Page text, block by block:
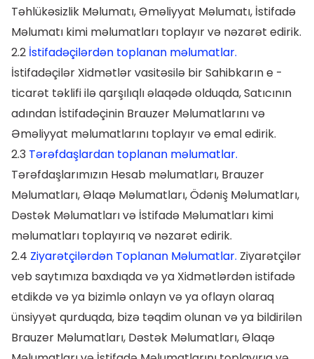
Təhlükəsizlik Məlumatı, Əməliyyat Məlumatı, İstifadə
Məlumatı kimi məlumatları toplayır və nəzarət edirik.
2.2 İstifadəçilərdən toplanan məlumatlar.
İstifadəçilər Xidmətlər vasitəsilə bir Sahibkarın e -
ticarət təklifi ilə qarşılıqlı əlaqədə olduqda, Satıcının
adından İstifadəçinin Brauzer Məlumatlarını və
Əməliyyat məlumatlarını toplayır və emal edirik.
2.3 Tərəfdaşlardan toplanan məlumatlar.
Tərəfdaşlarımızın Hesab məlumatları, Brauzer
Məlumatları, Əlaqə Məlumatları, Ödəniş Məlumatları,
Dəstək Məlumatları və İstifadə Məlumatları kimi
məlumatları toplayırıq və nəzarət edirik.
2.4 Ziyarətçilərdən Toplanan Məlumatlar. Ziyarətçilər
veb saytımıza baxdıqda və ya Xidmətlərdən istifadə
etdikdə və ya bizimlə onlayn və ya oflayn olaraq
ünsiyyət qurduqda, bizə təqdim olunan və ya bildirilən
Brauzer Məlumatları, Dəstək Məlumatları, Əlaqə